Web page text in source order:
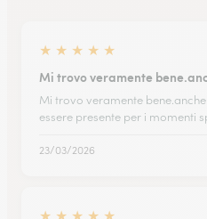
★ ★ ★ ★ ★
Mi trovo veramente
Mi trovo veramente
essere presente per i momenti
23/03/2026